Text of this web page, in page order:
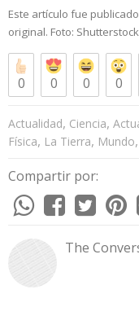
Este artículo fue
original. Foto:
0 0 0 0
Actualidad, Ciencia,
Física, La Tierra, Mundo,
Compartir por:
The